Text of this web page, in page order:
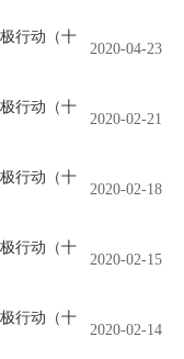
行动（十
2020-04-23
行动（十
2020-02-21
行动（十
2020-02-18
行动（十
2020-02-15
行动（十
2020-02-14